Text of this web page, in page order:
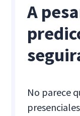
A
No parece